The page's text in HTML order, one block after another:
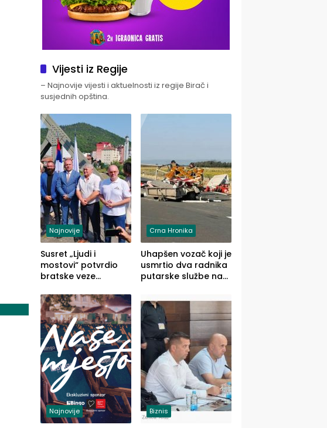
Vijesti iz Regije
– Najnovije vijesti i aktuelnosti iz regije Birač i
susjednih opština.
Najnovije
Susret „Ljudi i
mostovi“ potvrdio
bratske veze
Zvornika
Crna Hronika
Uhapšen vozač koji je
usmrtio dva radnika
putarske službe na
prema Šapcu
(FOTO)
Najnovije Biznis